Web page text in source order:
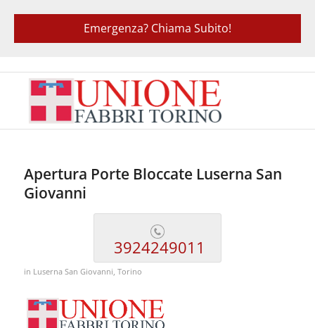
Emergenza? Chiama Subito!
Apertura Porte Bloccate Luserna San
Giovanni
3924249011
in Luserna San Giovanni, Torino